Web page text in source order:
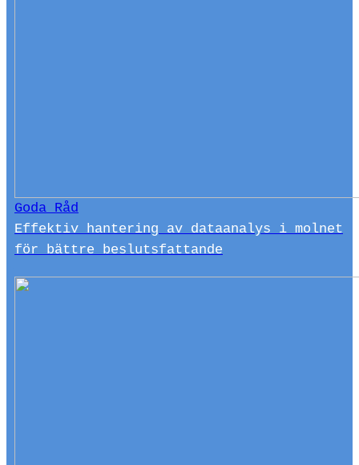
Goda Råd
Effektiv hantering av dataanalys i molnet
för bättre beslutsfattande